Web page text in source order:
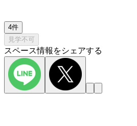
4件
見学不可
スペース情報をシェアする